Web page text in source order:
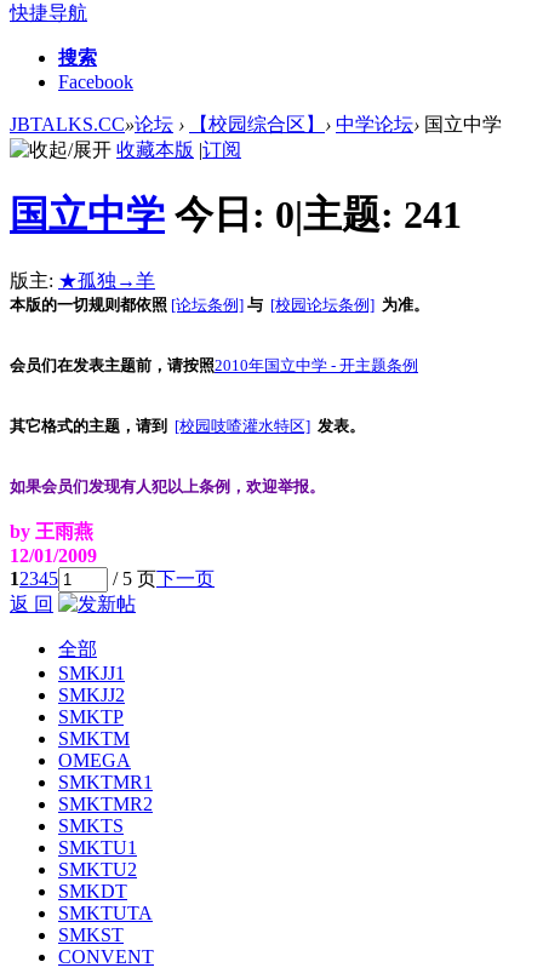
快捷导航
搜索
Facebook
JBTALKS.CC»论坛 › 【校园综合区】 › 中学论坛› 国立中学
收藏本版 |订阅
国立中学 今日: 0|主题: 241
版主: ★孤独→羊
本版的一切规则都依照 [论坛条例] 与 [校园论坛条例] 为准。
会员们在发表主题前，请按照2010年国立中学 - 开主题条例
其它格式的主题，请到 [校园吱喳灌水特区] 发表。
如果会员们发现有人犯以上条例，欢迎举报。
by 王雨燕
12/01/2009
12345 / 5 页下一页
返 回
全部
SMKJJ1
SMKJJ2
SMKTP
SMKTM
OMEGA
SMKTMR1
SMKTMR2
SMKTS
SMKTU1
SMKTU2
SMKDT
SMKTUTA
SMKST
CONVENT